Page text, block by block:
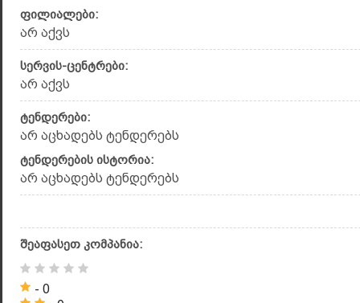
ფილიალები:
არ აქვს
სერვის-ცენტრები:
არ აქვს
ტენდერები:
არ აცხადებს ტენდერებს
ტენდერების ისტორია:
არ აცხადებს ტენდერებს
შეაფასეთ კომპანია:
- 0